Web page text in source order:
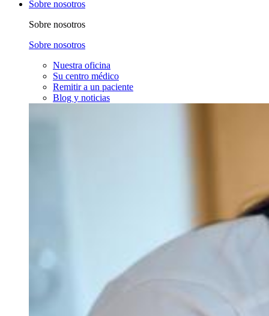
Sobre nosotros
Sobre nosotros
Sobre nosotros
Nuestra oficina
Su centro médico
Remitir a un paciente
Blog y noticias